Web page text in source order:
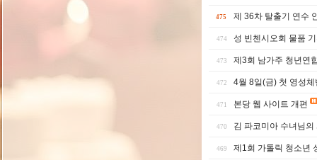
475 제 36차 탈출기 연수
474 성 빈첸시오회 물품
473 제3회 남가주 청년연
472 4월 8일(금) 첫 영성
471 본당 웹 사이트 개편
470 김 파코미아 수녀님의
469 제1회 가톨릭 청소년